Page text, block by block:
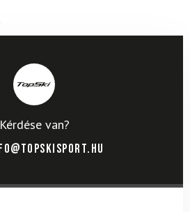
Kérdése van?